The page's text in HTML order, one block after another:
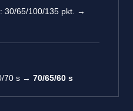
30/65/100/135 pkt. →
70 s → 70/65/60 s